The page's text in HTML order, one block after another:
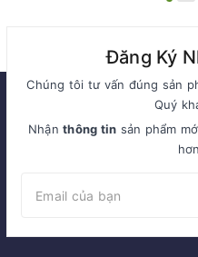
Đăng Ký
Chúng tôi tư vấn đúng sản
Quý
Nhậnthông tin sản phẩm